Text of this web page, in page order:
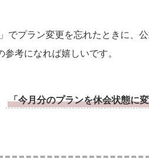
でプラン変更を忘れたときに、
考になれば嬉しいです。
「今月分のプランを休会状態に